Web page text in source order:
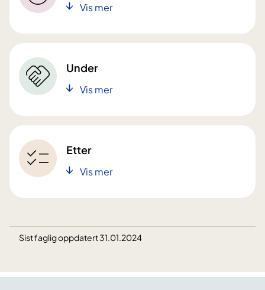
Vis mer
Under
Vis mer
Etter
Vis mer
Sist faglig oppdatert 31.01.2024